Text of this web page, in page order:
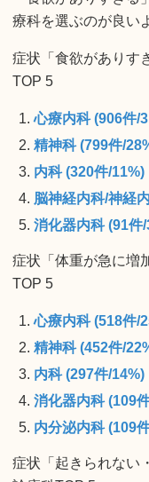
療科を選ぶのが良い
症状「食欲がありす
TOP 5
心療内科 (906件/
精神科 (799件/
内科 (320件/11%)
脳神経内科/神経
消化器内科 (91件/
症状「体重が急に増
TOP 5
心療内科 (518件/
精神科 (452件/
内科 (297件/14%)
消化器内科 (109
内分泌内科 (109
症状「起きられない